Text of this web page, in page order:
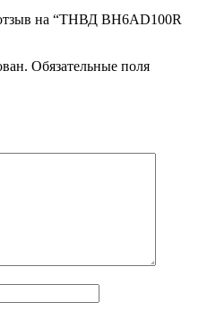
на “ТНВД BH6AD100R
Обязательные поля